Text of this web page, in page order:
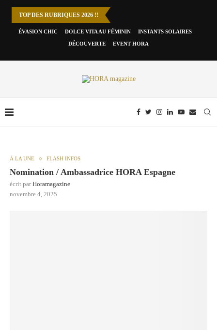
TOP DES RUBRIQUES 2026 !!
ÉVASION CHIC DOLCE VITA AU FÉMININ INSTANTS SOLAIRES
DÉCOUVERTE EVENT HORA
À LA UNE FLASH INFOS
Nomination / Ambassadrice HORA Espagne
écrit parHoramagazine
novembre 4, 2025